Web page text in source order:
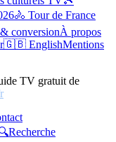
🚴 Tour de France
conversionÀ propos
🇬🇧 EnglishMentions
TV gratuit de
Recherche